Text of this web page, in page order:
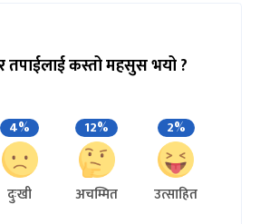
तपाईलाई कस्तो महसुस भयो ?
4%
दुःखी
12%
अचम्मित
2%
उत्साहित